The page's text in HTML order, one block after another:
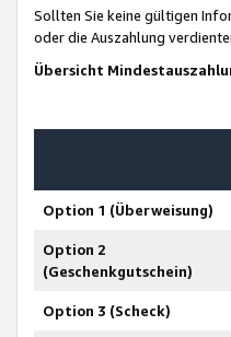
Sollten Sie keine gültigen
oder die Auszahlung
Übersicht
Option 1 (Überweisung)
Option 2
(Geschenkgutschein)
Option 3 (Scheck)